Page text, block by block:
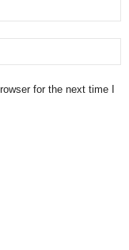
for the next time I